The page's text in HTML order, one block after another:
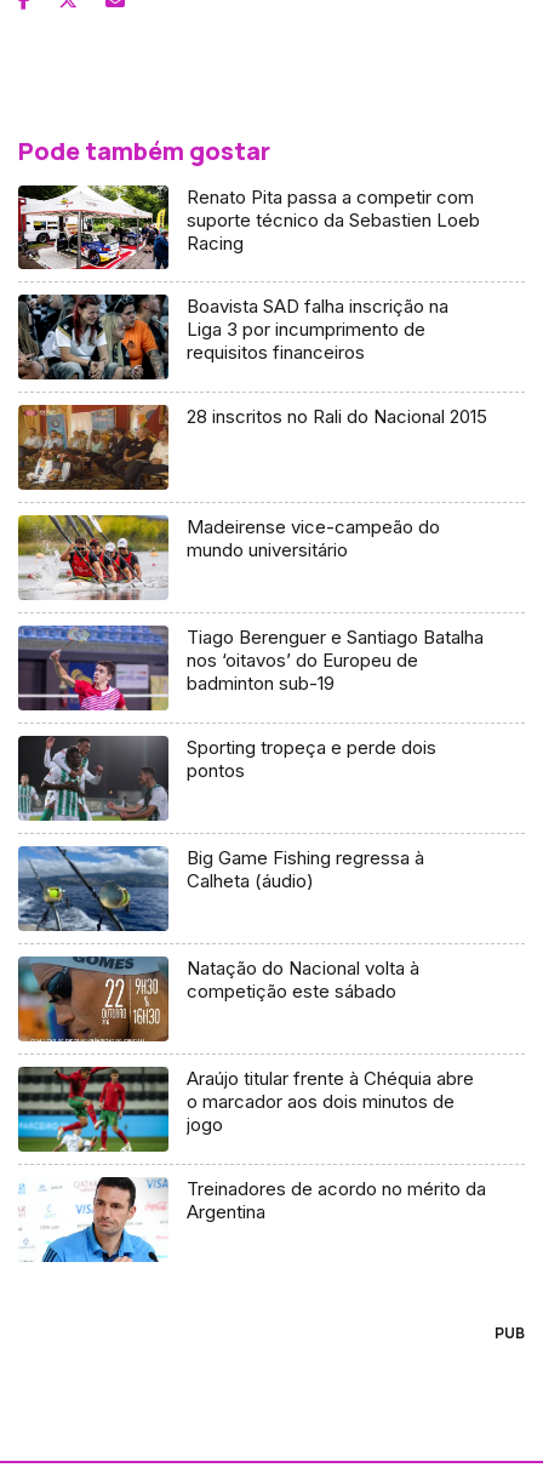
Pode também gostar
Renato Pita passa a competir com
suporte técnico da Sebastien Loeb
Racing
Boavista SAD falha inscrição na
Liga 3 por incumprimento de
requisitos financeiros
28 inscritos no Rali do Nacional 2015
Madeirense vice-campeão do
mundo universitário
Tiago Berenguer e Santiago Batalha
nos ‘oitavos’ do Europeu de
badminton sub-19
Sporting tropeça e perde dois
pontos
Big Game Fishing regressa à
Calheta (áudio)
Natação do Nacional volta à
competição este sábado
Araújo titular frente à Chéquia abre
o marcador aos dois minutos de
jogo
Treinadores de acordo no mérito da
Argentina
PUB